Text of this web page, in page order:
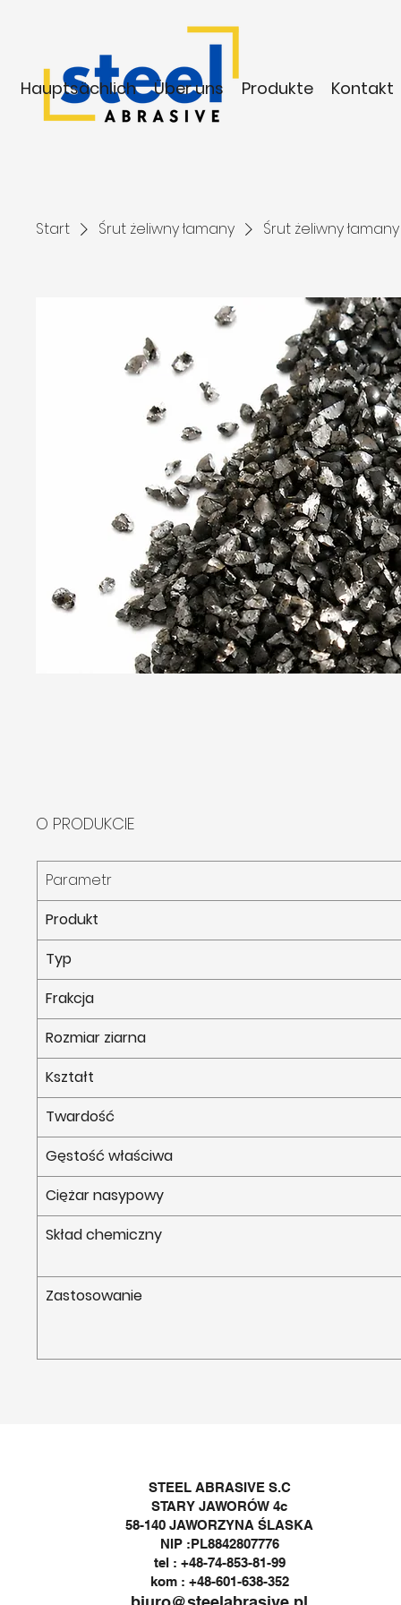
Hauptsächlich Über uns Produkte Kontakt
Start Śrut żeliwny łamany Śrut żeliwny
O PRODUKCIE
Parametr
Produkt
Typ
Frakcja
Rozmiar ziarna
Kształt
Twardość
Gęstość właściwa
Ciężar nasypowy
Skład chemiczny
Zastosowanie
STEEL ABRASIVE S.C
STARY JAWORÓW 4c
58-140 JAWORZYNA ŚLASKA
NIP :PL8842807776
tel : +48-74-853-81-99
kom : +48-601-638-352